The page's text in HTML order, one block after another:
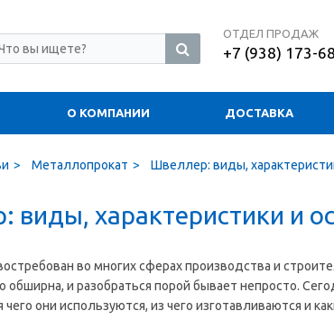
ОТДЕЛ ПРОДАЖ
+7 (938) 173-
О КОМПАНИИ ДОСТАВКА
Металлопрокат Швеллер: виды,
виды, характеристики и
во многих сферах производства и
обширна, и разобраться порой бывает непросто.
они используются, из чего изготавливаются и